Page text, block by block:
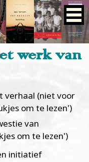
werk van
verhaal (niet voor
om te lezen')
van
om te lezen')
initiatief